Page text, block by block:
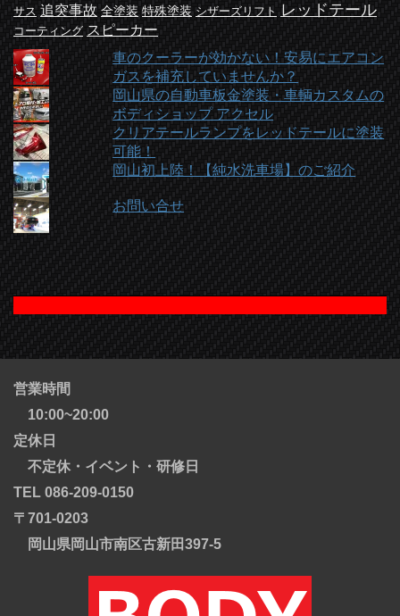
サス 追突事故 全塗装 特殊塗装 シザーズリフト レッドテール
コーティング スピーカー
車のクーラーが効かない！安易にエアコン
ガスを補充していませんか？
岡山県の自動車板金塗装・車輌カスタムの
ボディショップ アクセル
クリアテールランプをレッドテールに塗装
可能！
岡山初上陸！【純水洗車場】のご紹介
お問い合せ
営業時間
10:00~20:00
定休日
不定休・イベント・研修日
TEL 086-209-0150
〒701-0203
岡山県岡山市南区古新田397-5